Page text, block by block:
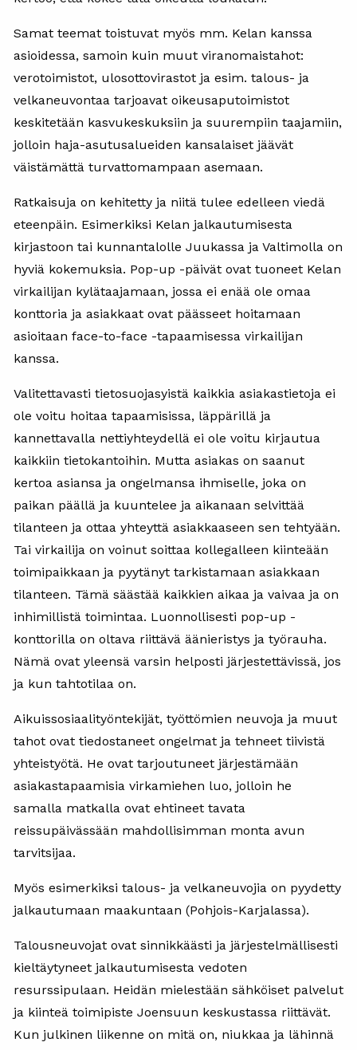
Samat teemat toistuvat myös mm. Kelan kanssa
asioidessa, samoin kuin muut viranomaistahot:
verotoimistot, ulosottovirastot ja esim. talous- ja
velkaneuvontaa tarjoavat oikeusaputoimistot
keskitetään kasvukeskuksiin ja suurempiin taajamiin,
jolloin haja-asutusalueiden kansalaiset jäävät
väistämättä turvattomampaan asemaan.
Ratkaisuja on kehitetty ja niitä tulee edelleen viedä
eteenpäin. Esimerkiksi Kelan jalkautumisesta
kirjastoon tai kunnantalolle Juukassa ja Valtimolla on
hyviä kokemuksia. Pop-up -päivät ovat tuoneet Kelan
virkailijan kylätaajamaan, jossa ei enää ole omaa
konttoria ja asiakkaat ovat päässeet hoitamaan
asioitaan face-to-face -tapaamisessa virkailijan
kanssa.
Valitettavasti tietosuojasyistä kaikkia asiakastietoja ei
ole voitu hoitaa tapaamisissa, läppärillä ja
kannettavalla nettiyhteydellä ei ole voitu kirjautua
kaikkiin tietokantoihin. Mutta asiakas on saanut
kertoa asiansa ja ongelmansa ihmiselle, joka on
paikan päällä ja kuuntelee ja aikanaan selvittää
tilanteen ja ottaa yhteyttä asiakkaaseen sen tehtyään.
Tai virkailija on voinut soittaa kollegalleen kiinteään
toimipaikkaan ja pyytänyt tarkistamaan asiakkaan
tilanteen. Tämä säästää kaikkien aikaa ja vaivaa ja on
inhimillistä toimintaa. Luonnollisesti pop-up -
konttorilla on oltava riittävä äänieristys ja työrauha.
Nämä ovat yleensä varsin helposti järjestettävissä, jos
ja kun tahtotilaa on.
Aikuissosiaalityöntekijät, työttömien neuvoja ja muut
tahot ovat tiedostaneet ongelmat ja tehneet tiivistä
yhteistyötä. He ovat tarjoutuneet järjestämään
asiakastapaamisia virkamiehen luo, jolloin he
samalla matkalla ovat ehtineet tavata
reissupäivässään mahdollisimman monta avun
tarvitsijaa.
Myös esimerkiksi talous- ja velkaneuvojia on pyydetty
jalkautumaan maakuntaan (Pohjois-Karjalassa).
Talousneuvojat ovat sinnikkäästi ja järjestelmällisesti
kieltäytyneet jalkautumisesta vedoten
resurssipulaan. Heidän mielestään sähköiset palvelut
ja kiinteä toimipiste Joensuun keskustassa riittävät.
Kun julkinen liikenne on mitä on, niukkaa ja lähinnä